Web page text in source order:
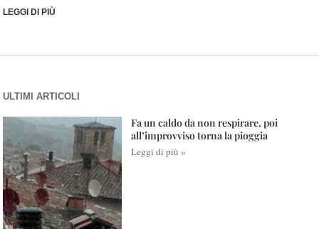
LEGGI DI PIÙ
ULTIMI ARTICOLI
Fa un caldo da non respirare, poi
all’improvviso torna la pioggia
Leggi di più »